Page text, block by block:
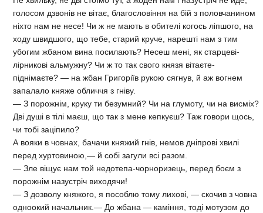
голосом дзвонів не вітає, благословіння на бій з половчанином
ніхто нам не несе! Чи ж не мають в обителі когось ліпшого, на
ходу швидшого, що тебе, старий круче, нарешті нам з тим
убогим жбаном вина посилають? Несеш мені, як старцеві-
лірникові альмужну? Чи ж то так свого князя вітаєте-
піднімаєте? — на жбан Григоріїв рукою сягнув, й аж вогнем
запалало княже обличчя з гніву.
— З порожнім, круку ти безумний? Чи на глумоту, чи на висміх?
Дві душі в тілі маєш, що так з мене кепкуєш? Таж говори щось,
чи тобі заціпило?
А вояки в човнах, бачачи княжий гнів, немов дніпрові хвилі
перед хуртовиною,— й собі загули всі разом.
— Зле віщує нам той недотепа-чорноризець, перед боєм з
порожнім назустріч виходячи!
— З дозволу княжого, я пособлю тому лихові, — скочив з човна
одноокий начальник.— До жбана — каміння, тоді мотузом до